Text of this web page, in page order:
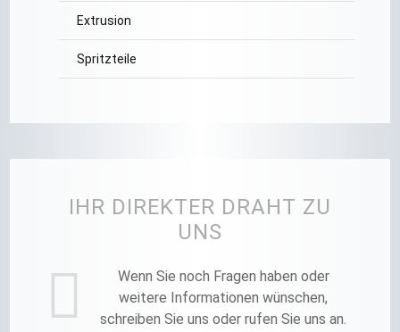
Extrusion
Spritzteile
IHR DIREKTER DRAHT ZU
UNS
Wenn Sie noch Fragen haben oder
weitere Informationen wünschen,
schreiben Sie uns oder rufen Sie uns an.